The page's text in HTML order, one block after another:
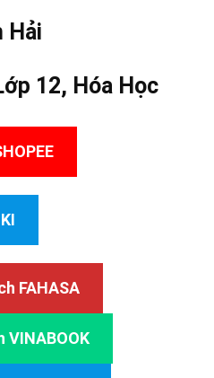
Hải
12, Hóa Học
FAHASA
VINABOOK